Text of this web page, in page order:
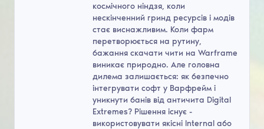
космічного ніндзя, коли
нескінченний гринд ресурсів і модів
стає виснажливим. Коли фарм
перетворюється на рутину,
бажання скачати чити на Warframe
виникає природно. Але головна
дилема залишається: як безпечно
інтегрувати софт у Варфрейм і
уникнути банів від античита Digital
Extremes? Рішення існує -
використовувати якісні Internal або